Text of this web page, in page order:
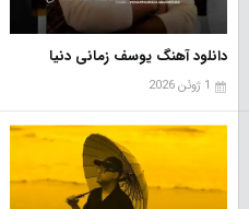
دانلود آهنگ یوسف زمانی دنیا
1 ژوئن 2026